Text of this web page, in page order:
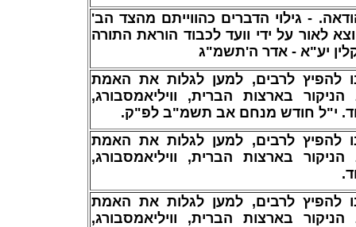
- גילוי הדברים כהווייתם מהצד הב'
לאור על ידי וועד לכבוד הוראת התורה
יע"א - אדר ה'תשמ"ג
להפיץ לרבים, למען לגלות את האמת
בארצות הברית, וויליאמסבורג,
י"ל חודש מנחם אב תשמ"ב לפ"ק.
להפיץ לרבים, למען לגלות את האמת
בארצות הברית, וויליאמסבורג,
להפיץ לרבים, למען לגלות את האמת
בארצות הברית, וויליאמסבורג,